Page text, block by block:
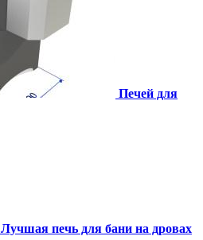
Печей для
Лучшая печь для бани на дровах